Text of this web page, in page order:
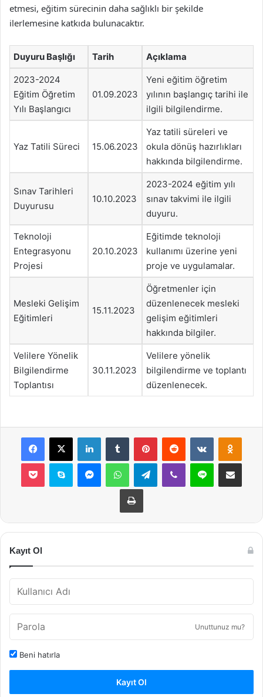
etmesi, eğitim sürecinin daha sağlıklı bir şekilde
ilerlemesine katkıda bulunacaktır.
Duyuru Başlığı Tarih Açıklama
2023-2024
Eğitim Öğretim
Yılı Başlangıcı
01.09.2023
Yeni eğitim öğretim
yılının başlangıç tarihi ile
ilgili bilgilendirme.
Yaz Tatili Süreci 15.06.2023
Yaz tatili süreleri ve
okula dönüş hazırlıkları
hakkında bilgilendirme.
Sınav Tarihleri
Duyurusu
10.10.2023
2023-2024 eğitim yılı
sınav takvimi ile ilgili
duyuru.
Teknoloji
Entegrasyonu
Projesi
20.10.2023
Eğitimde teknoloji
kullanımı üzerine yeni
proje ve uygulamalar.
Mesleki Gelişim
Eğitimleri
15.11.2023
Öğretmenler için
düzenlenecek mesleki
gelişim eğitimleri
hakkında bilgiler.
Velilere Yönelik
Bilgilendirme
Toplantısı
30.11.2023
Velilere yönelik
bilgilendirme ve toplantı
düzenlenecek.
Facebook
X LinkedInTumblr PinterestReddit VKontakte
Pocket Skype MessengerWhatsAppTelegramViber Line E-Posta ile
Yazdır
Kayıt Ol
Unuttunuz mu?
Beni hatırla
Kayıt Ol